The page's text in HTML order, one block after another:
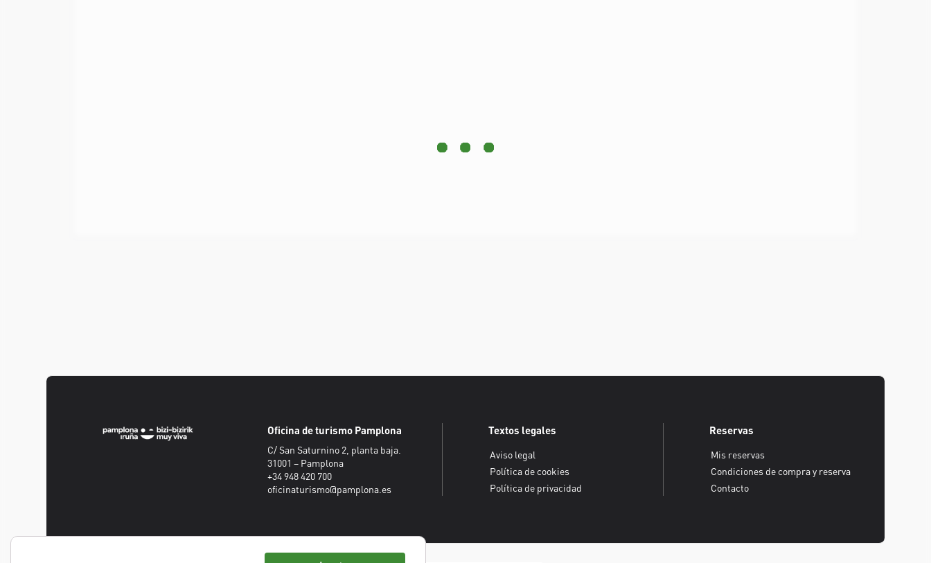
Oficina de turismo Pamplona
C/ San Saturnino 2, planta baja.
31001 – Pamplona
+34 948 420 700
oficinaturismo@pamplona.es
Textos legales
Aviso legal
Política de cookies
Política de privacidad
Reservas
Mis reservas
Condiciones de compra y reserva
Contacto